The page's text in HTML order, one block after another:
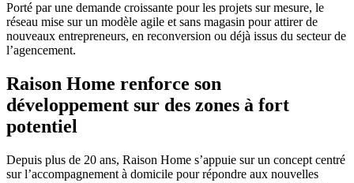
Porté par une demande croissante pour les projets sur mesure, le
réseau mise sur un modèle agile et sans magasin pour attirer de
nouveaux entrepreneurs, en reconversion ou déjà issus du secteur de
l’agencement.
Raison Home renforce son
développement sur des zones à fort
potentiel
Depuis plus de 20 ans, Raison Home s’appuie sur un concept centré
sur l’accompagnement à domicile pour répondre aux nouvelles